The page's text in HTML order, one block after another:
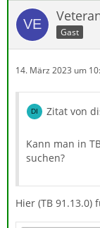
Gast
14. März 2023 um
Zitat von
Kann man in
suchen?
Hier (TB